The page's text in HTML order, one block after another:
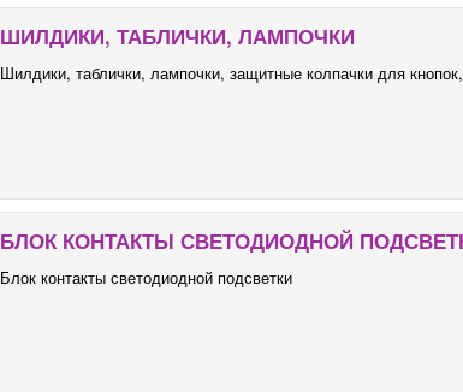
ШИЛДИКИ, ТАБЛИЧКИ, ЛАМПОЧКИ
Шилдики, таблички, лампочки, защитные колпачки для
БЛОК КОНТАКТЫ СВЕТОДИОДНОЙ
Блок контакты светодиодной подсветки